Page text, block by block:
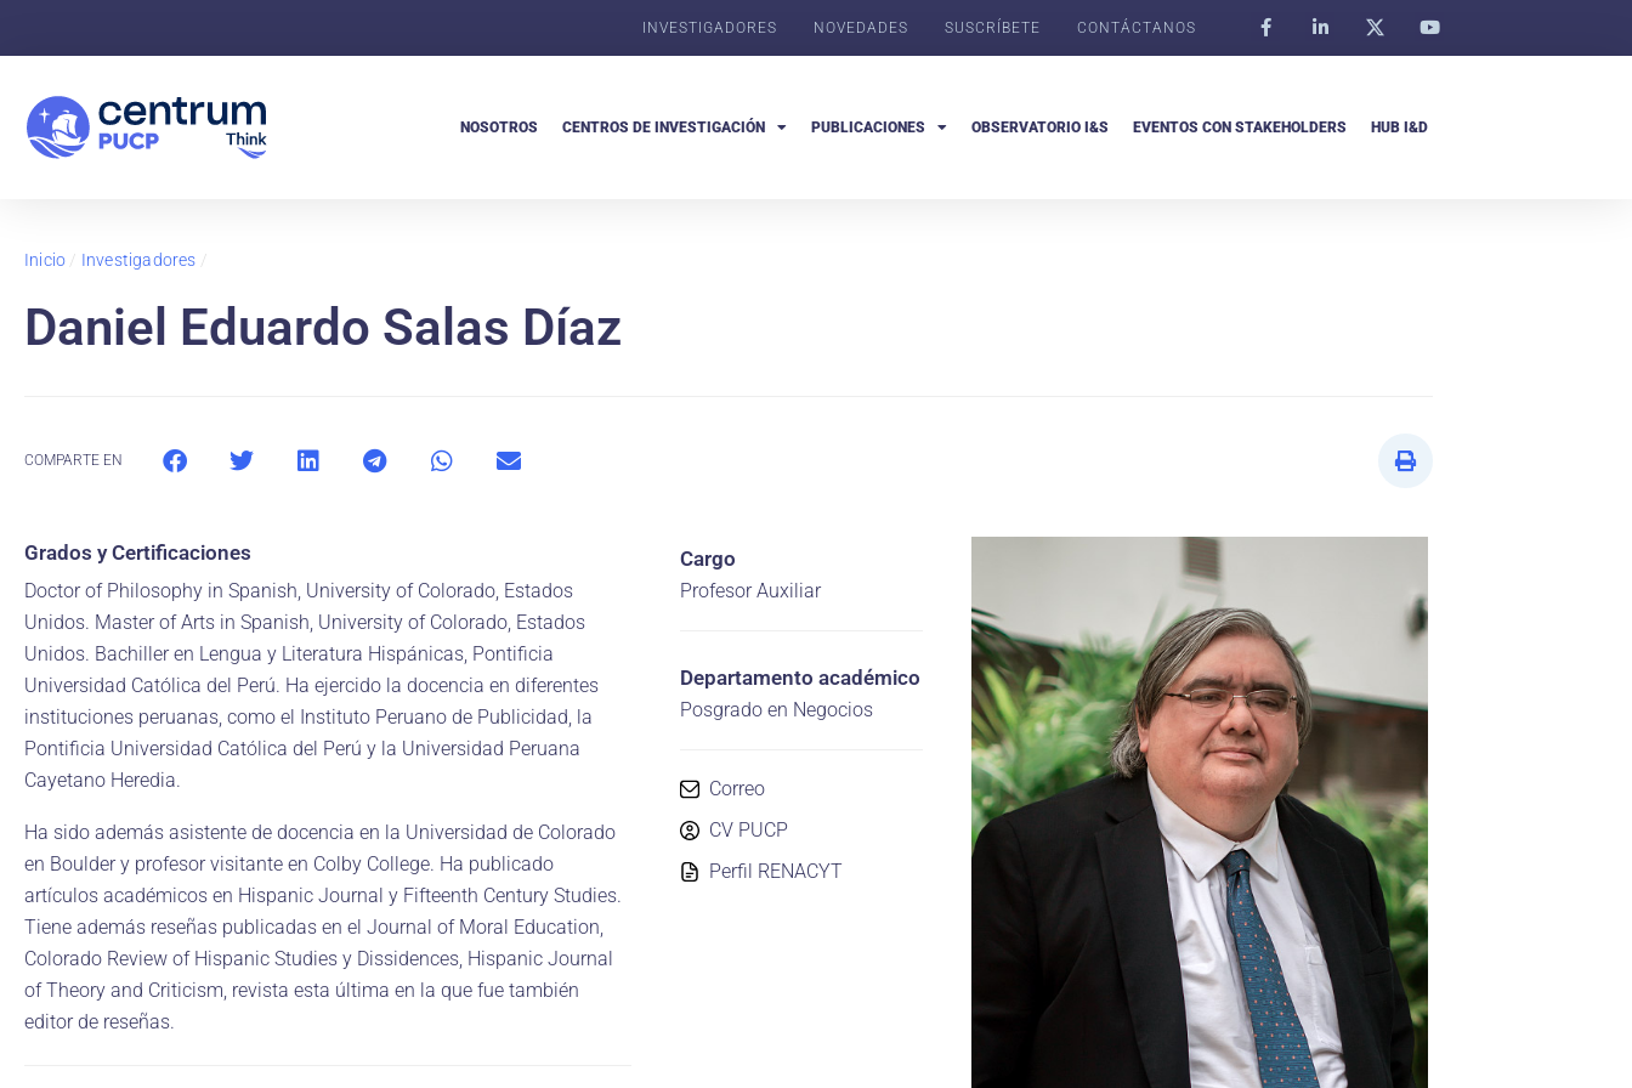
INVESTIGADORES NOVEDADES SUSCRÍBETE CONTÁCTANOS
NOSOTROS CENTROS DE INVESTIGACIÓN PUBLICACIONES OBSERVATORIO I&S EVENTOS CON STAKEHOLDERS HUB I&D
Inicio / Investigadores /
Daniel Eduardo Salas Díaz
COMPARTE EN
Grados y Certificaciones
Doctor of Philosophy in Spanish, University of Colorado, Estados
Unidos. Master of Arts in Spanish, University of Colorado, Estados
Unidos. Bachiller en Lengua y Literatura Hispánicas, Pontificia
Universidad Católica del Perú. Ha ejercido la docencia en diferentes
instituciones peruanas, como el Instituto Peruano de Publicidad, la
Pontificia Universidad Católica del Perú y la Universidad Peruana
Cayetano Heredia.
Ha sido además asistente de docencia en la Universidad de Colorado
en Boulder y profesor visitante en Colby College. Ha publicado
artículos académicos en Hispanic Journal y Fifteenth Century Studies.
Tiene además reseñas publicadas en el Journal of Moral Education,
Colorado Review of Hispanic Studies y Dissidences, Hispanic Journal
of Theory and Criticism, revista esta última en la que fue también
editor de reseñas.
Cargo
Profesor Auxiliar
Departamento académico
Posgrado en Negocios
Correo
CV PUCP
Perfil RENACYT